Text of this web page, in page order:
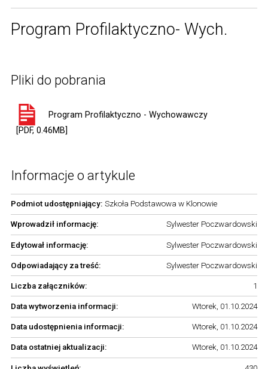
Program Profilaktyczno- Wych.
Pliki do pobrania
Program Profilaktyczno - Wychowawczy
[PDF, 0.46MB]
Informacje o artykule
Podmiot udostępniający: Szkoła Podstawowa w Klonowie
Wprowadził informację: Sylwester Poczwardowski
Edytował informację: Sylwester Poczwardowski
Odpowiadający za treść: Sylwester Poczwardowski
Liczba załączników: 1
Data wytworzenia informacji: Wtorek, 01.10.2024
Data udostępnienia informacji: Wtorek, 01.10.2024
Data ostatniej aktualizacji: Wtorek, 01.10.2024